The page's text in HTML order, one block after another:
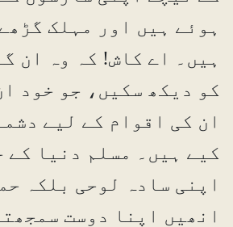
ہوئے ہیں اور مہلک
ہیں۔ اے کاش! کہ وہ ان
کو دیکھ سکیں، جو خود
ان کی اقوام کے لیے
کیے ہیں۔ مسلم دنیا کے
اپنی سادہ لوحی بلکہ
انھیں اپنا دوست